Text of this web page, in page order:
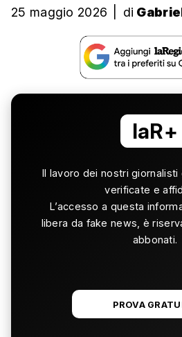
25 maggio 2026 di
laR+
Il lavoro dei nostri
verificate e
L’accesso a questa
libera da fake news, è
abbonati.
PROVA